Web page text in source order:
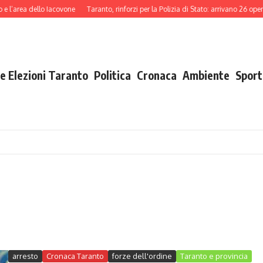
dello Iacovone Taranto, rinforzi per la Polizia di Stato: arrivano 26 operatori
Elezioni Taranto Politica Cronaca Ambiente Sport
arresto Cronaca Taranto forze dell'ordine Taranto e provincia